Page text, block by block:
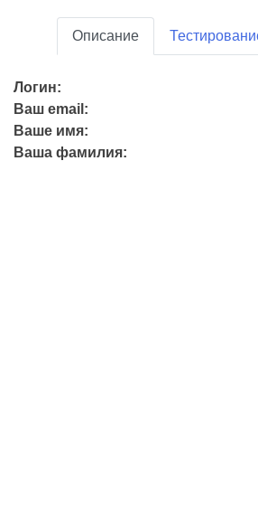
Описание
Логин:
Ваш email:
Ваше имя:
Ваша фамилия: